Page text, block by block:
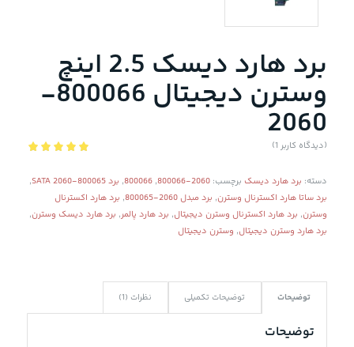
برد هارد دیسک 2.5 اینچ
وسترن دیجیتال 800066-
2060
امتیاز
1
مشتری
(دیدگاه کاربر 1
)
دسته: برد هارد دیسک برچسب: 2060-800066
,
800066
, برد SATA 2060-800065
,
برد ساتا هارد اکسترنال وسترن, برد مبدل 2060-800065 , برد هارد اکسترنال
وسترن, برد هارد اکسترنال وسترن دیجیتال, برد هارد پالمر, برد هارد دیسک وسترن,
برد هارد وسترن دیجیتال, وسترن دیجیتال
توضیحات توضیحات تکمیلی نظرات (1)
توضیحات